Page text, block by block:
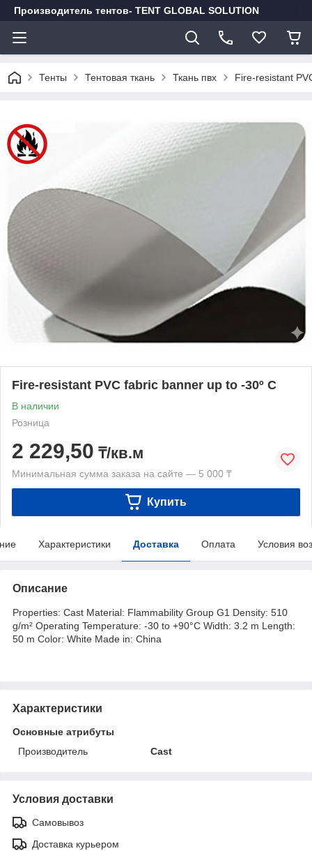
Производитель тентов- TENT GLOBAL SOLUTION
Тенты Тентовая ткань Ткань пвх Fire-resistant
Fire-resistant PVC fabric banner up to -30º C
В наличии
Розница
2 229,50 ₸/кв.м
Минимальная сумма заказа на сайте — 5 000 ₸
Купить
Характеристики Доставка Оплата Условия
Описание
Properties: Cast Material: Flammability Group G1 Density: 510
g/m² Operating Temperature: -30 to +90°C Width: 3.2 m Length:
50 m Color: White Made in: China
Характеристики
Основные атрибуты
Производитель
Cast
Условия доставки
Самовывоз
Доставка курьером